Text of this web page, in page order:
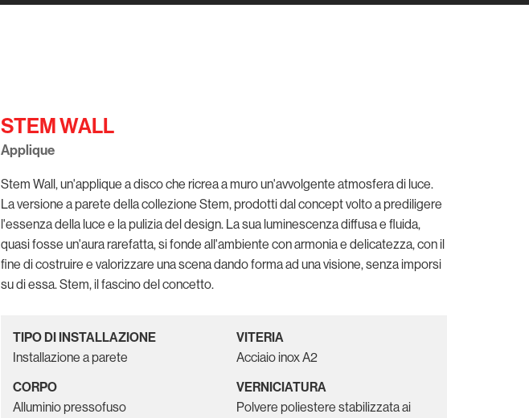
STEM WALL
Applique
Stem Wall, un'applique a disco che ricrea a muro un'avvolgente atmosfera di luce.
La versione a parete della collezione Stem, prodotti dal concept volto a prediligere
l'essenza della luce e la pulizia del design. La sua luminescenza diffusa e fluida,
quasi fosse un'aura rarefatta, si fonde all'ambiente con armonia e delicatezza, con il
fine di costruire e valorizzare una scena dando forma ad una visione, senza imporsi
su di essa. Stem, il fascino del concetto.
TIPO DI INSTALLAZIONE
Installazione a parete
CORPO
Alluminio pressofuso
VITERIA
Acciaio inox A2
VERNICIATURA
Polvere poliestere stabilizzata ai